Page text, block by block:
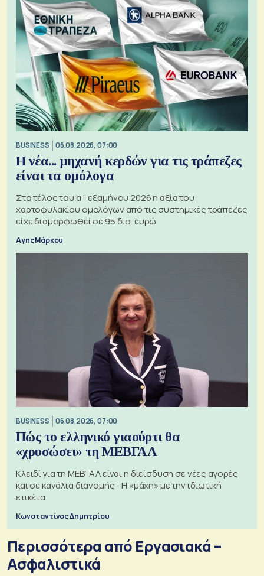
BUSINESS 06.08.2026, 07:00
Η νέα... μηχανή κερδών για τις τράπεζες
είναι τα ομόλογα
Στο τέλος του α΄ εξαμήνου 2026 η αξία του
χαρτοφυλακίου ομολόγων από τις συστημικές τράπεζες
είχε διαμορφωθεί σε 95 δισ. ευρώ
Αγης Μάρκου
BUSINESS 06.08.2026, 07:00
Πώς το ελληνικό γιαούρτι θα
«χρυσώσει» τη ΜΕΒΓΑΛ
Κλειδί για τη ΜΕΒΓΑΛ είναι η διείσδυση σε νέες αγορές
και σε κανάλια διανομής - Η «μάχη» με την ιδιωτική
ετικέτα
Κωνσταντίνος Δημητρίου
Περισσότερα από Εργασιακά –
Ασφαλιστικά